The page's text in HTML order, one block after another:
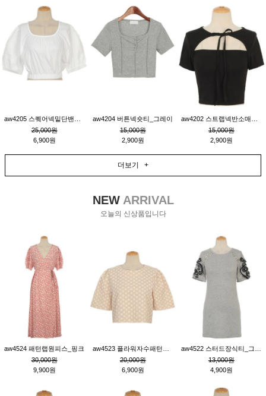
25,000원
6,900원
aw4204 버튼넥숏티_그레이
15,000원
2,900원
15,000원
2,900원
더보기 +
NEWARRIVAL
오늘의 신상품입니다
aw4524 패턴랩원피스_핑크
30,000원
9,900원
20,000원
6,900원
13,000원
4,900원